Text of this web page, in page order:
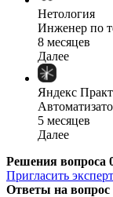
Нетология
Инженер по
8 месяцев
Далее
Яндекс
5 месяцев
Далее
Решения вопроса
Пригласить
Ответы на вопрос